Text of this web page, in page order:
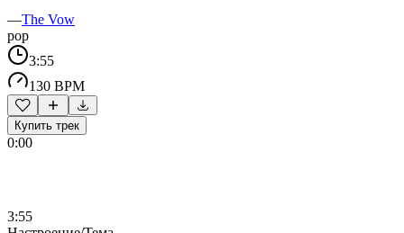
—The Vow
pop
3:55
130 BPM
Купить трек
0:00
3:55